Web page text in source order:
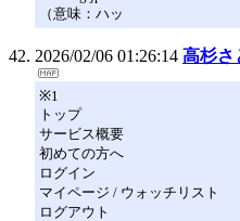
（意味：ハッ
2026/02/06 01:26:14 高杉さ
※1
トップ
サービス概要
初めての方へ
ログイン
マイページ / ウォッチリスト
ログアウト